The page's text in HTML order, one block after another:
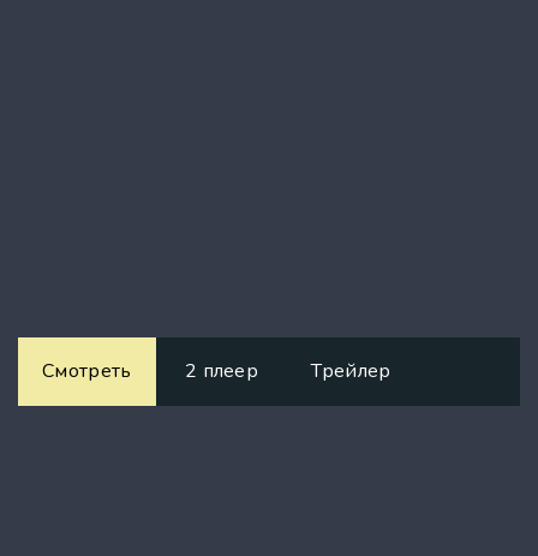
Смотреть 2 плеер Трейлер